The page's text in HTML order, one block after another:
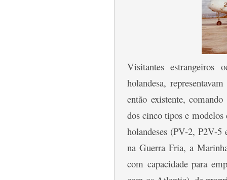
Visitantes estrangeiros
holandesa,
então existente,
dos cinco tipos e
holandeses (PV-2, P2V-5
na Guerra Fria, a
com capacidade para